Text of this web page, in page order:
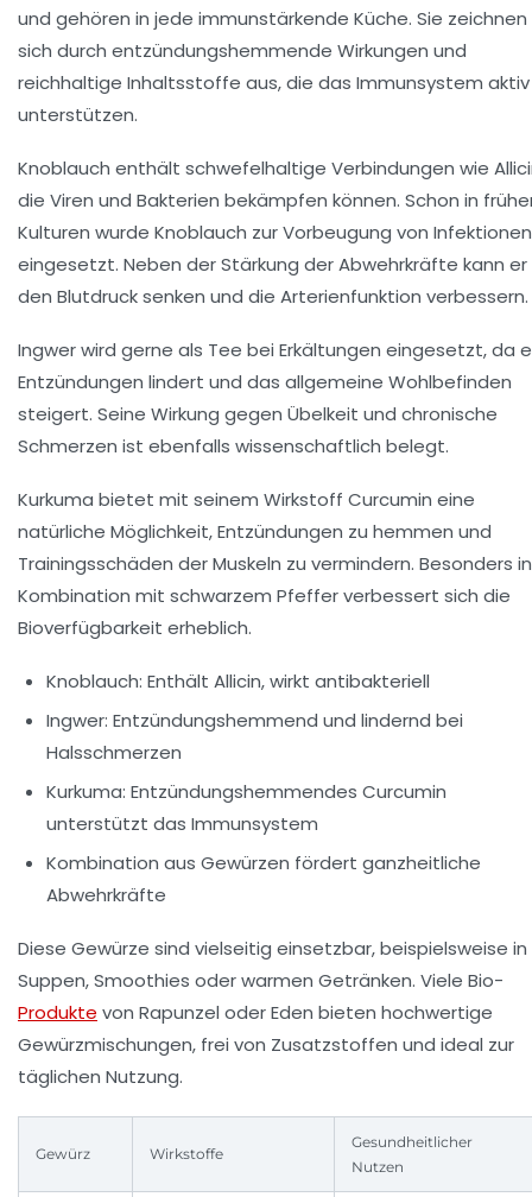
und gehören in jede immunstärkende Küche. Sie zeichnen
sich durch entzündungshemmende Wirkungen und
reichhaltige Inhaltsstoffe aus, die das Immunsystem aktiv
unterstützen.
Knoblauch enthält schwefelhaltige Verbindungen wie
die Viren und Bakterien bekämpfen können. Schon in
Kulturen wurde Knoblauch zur Vorbeugung von Infektionen
eingesetzt. Neben der Stärkung der Abwehrkräfte kann er
den Blutdruck senken und die Arterienfunktion verbessern.
Ingwer wird gerne als Tee bei Erkältungen eingesetzt, da
Entzündungen lindert und das allgemeine Wohlbefinden
steigert. Seine Wirkung gegen Übelkeit und chronische
Schmerzen ist ebenfalls wissenschaftlich belegt.
Kurkuma bietet mit seinem Wirkstoff Curcumin eine
natürliche Möglichkeit, Entzündungen zu hemmen und
Trainingsschäden der Muskeln zu vermindern. Besonders in
Kombination mit schwarzem Pfeffer verbessert sich die
Bioverfügbarkeit erheblich.
Knoblauch: Enthält Allicin, wirkt antibakteriell
Ingwer: Entzündungshemmend und lindernd bei
Halsschmerzen
Kurkuma: Entzündungshemmendes Curcumin
unterstützt das Immunsystem
Kombination aus Gewürzen fördert ganzheitliche
Abwehrkräfte
Diese Gewürze sind vielseitig einsetzbar, beispielsweise in
Suppen, Smoothies oder warmen Getränken. Viele Bio-
Produkte von Rapunzel oderEden bieten hochwertige
Gewürzmischungen, frei von Zusatzstoffen und ideal zur
täglichen Nutzung.
Gewürz Wirkstoffe
Gesundheitlicher
Nutzen